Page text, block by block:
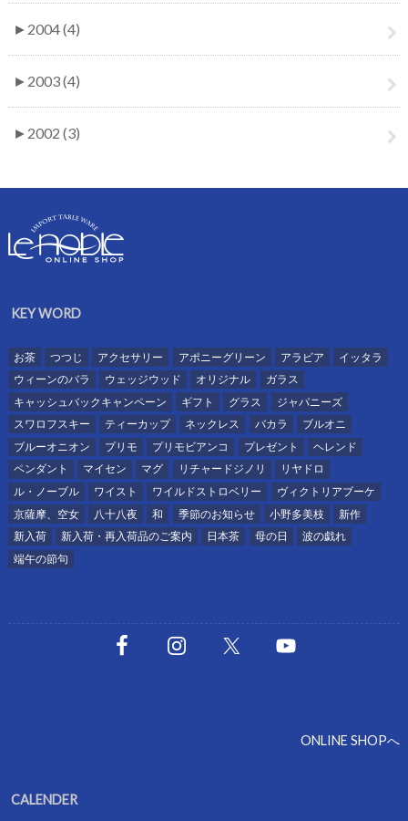
► 2004 (4)
► 2003 (4)
► 2002 (3)
KEY WORD
お茶 つつじ アクセサリー アポニーグリーン アラビア
イッタラ
ウィーンのバラ
ウェッジウッド オリジナル
ガラス
キャッシュバックキャンペーン
ギフト グラス
ジャパニーズ
スワロフスキー
ティーカップ ネックレス バカラ
ブルオニ
ブルーオニオン
プリモ プリモビアンコ プレゼント
ヘレンド
ペンダント
マイセン マグ リチャードジノリ
リヤドロ
ル・ノーブル
ワイスト ワイルドストロベリー
ヴィクトリアブーケ
京薩摩、空女
八十八夜 和 季節のお知らせ 小野多美枝
新作
新入荷
新入荷・再入荷品のご案内 日本茶 母の日
波の戯れ
端午の節句
ONLINE SHOPへ
CALENDER